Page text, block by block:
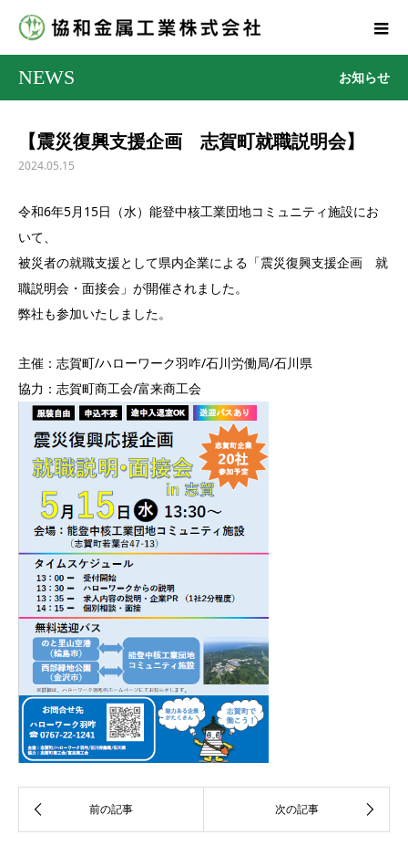
NEWS お知らせ
【震災復興支援企画 志賀町就職説明会】
2024.05.15
令和6年5月15日（水）能登中核工業団地コミュニティ施設にお
いて、
被災者の就職支援として県内企業による「震災復興支援企画 就
職説明会・面接会」が開催されました。
弊社も参加いたしました。
主催：志賀町/ハローワーク羽咋/石川労働局/石川県
協力：志賀町商工会/富来商工会